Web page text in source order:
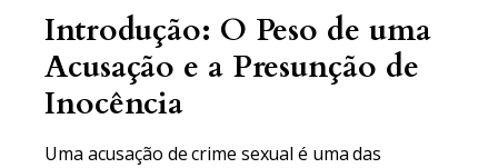
Introdução: O Peso de uma
Acusação e a Presunção de
Inocência
Uma acusação de crime sexual é uma das